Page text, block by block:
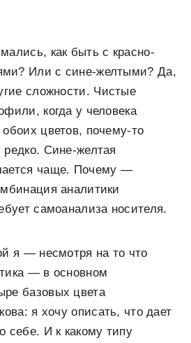
как быть с красно-
Или с сине-желтыми? Да,
сложности. Чистые
когда у человека
обоих цветов, почему-то
редко. Сине-желтая
чаще. Почему —
аналитики
самоанализа носителя.
я — несмотря на то что
— в основном
базовых цвета
я хочу описать, что дает
себе. И к какому типу